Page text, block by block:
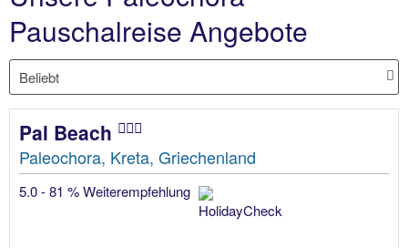
Pauschalreise Angebote
Pal Beach
Paleochora, Kreta, Griechenland
5.0 - 81 % Weiterempfehlung